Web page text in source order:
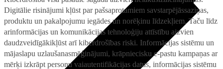
Digitālie risinājumi kļūst par pašsaprotamiem savstarpējāssaziņas,
produktu un pakalpojumu iegādes un norēķinu līdzekļiem. Taču līdz
arinformācijas un komunikācijas tehnoloģiju attīstību aizvien
daudzveidīgākikļūst arī kiberdrošības riski. Informācijas sistēmu un
mājaslapu uzlaušanasmēģinājumi, krāpniecisku e-pastu kampaņas ar
mērķi izkrāpt personu vaiautentifikācijas datus, informācijas sistēmu